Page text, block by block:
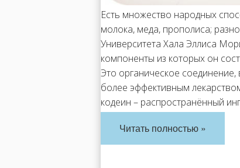
Есть множество народных
молока, меда, прополиса;
Университета Хала Эллиса
компоненты из которых он
Это органическое
более эффективным
кодеин – распространённый
Читать полностью »